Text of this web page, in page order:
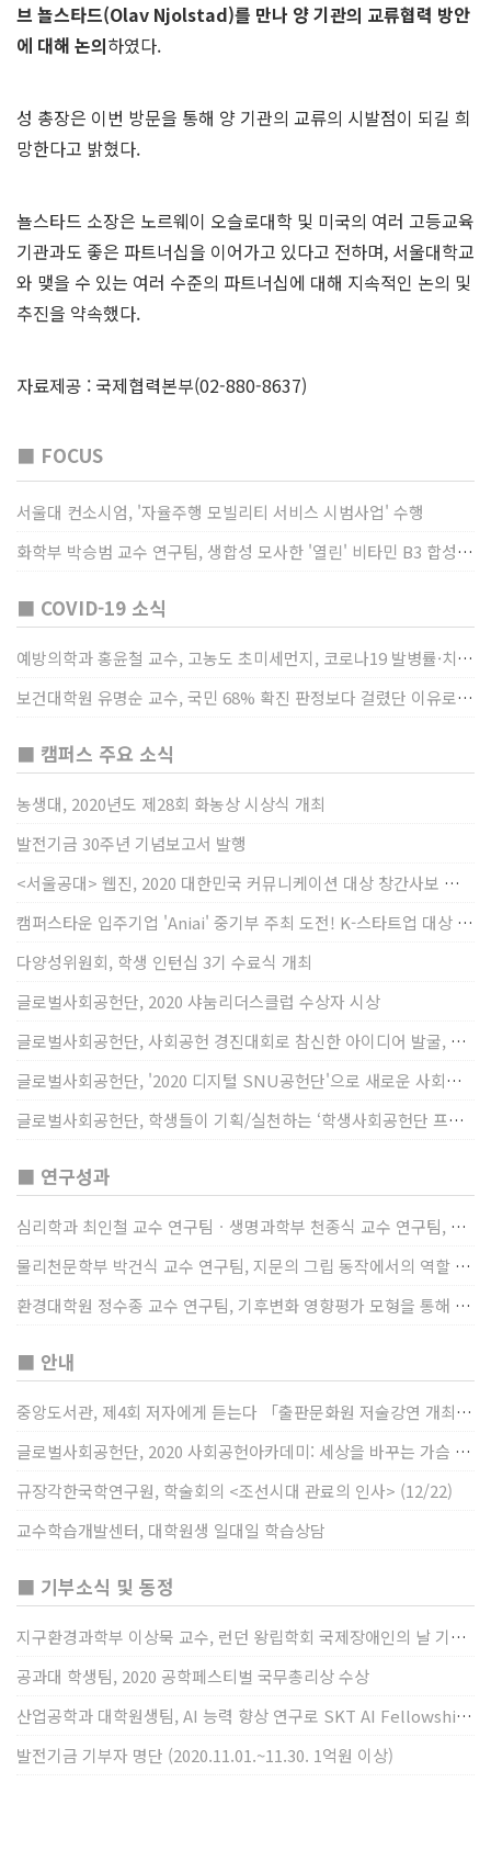
브 뇰스타드(Olav Njolstad)를 만나 양 기관의 교류협력 방안
에 대해 논의하였다.
성 총장은 이번 방문을 통해 양 기관의 교류의 시발점이 되길 희
망한다고 밝혔다.
뇰스타드 소장은 노르웨이 오슬로대학 및 미국의 여러 고등교육
기관과도 좋은 파트너십을 이어가고 있다고 전하며, 서울대학교
와 맺을 수 있는 여러 수준의 파트너십에 대해 지속적인 논의 및
추진을 약속했다.
자료제공 : 국제협력본부(02-880-8637)
■ FOCUS
서울대 컨소시엄, '자율주행 모빌리티 서비스 시범사업' 수행
화학부 박승범 교수 연구팀, 생합성 모사한 '열린' 비타민 B3 합성법 개발
■ COVID-19 소식
예방의학과 홍윤철 교수, 고농도 초미세먼지, 코로나19 발병률·치명률 높인다
보건대학원 유명순 교수, 국민 68% 확진 판정보다 걸렸단 이유로 비난받는 걸 더 두려해
■ 캠퍼스 주요 소식
농생대, 2020년도 제28회 화농상 시상식 개최
발전기금 30주년 기념보고서 발행
<서울공대> 웹진, 2020 대한민국 커뮤니케이션 대상 창간사보 부문 최우수상 선정
캠퍼스타운 입주기업 'Aniai' 중기부 주최 도전! K-스타트업 대상 수상
다양성위원회, 학생 인턴십 3기 수료식 개최
글로벌사회공헌단, 2020 샤눔리더스클럽 수상자 시상
글로벌사회공헌단, 사회공헌 경진대회로 참신한 아이디어 발굴, 지원
글로벌사회공헌단, '2020 디지털 SNU공헌단'으로 새로운 사회공헌에 도전
글로벌사회공헌단, 학생들이 기획/실천하는 ‘학생사회공헌단 프로젝트’ 진행
■ 연구성과
심리학과 최인철 교수 연구팀ㆍ생명과학부 천종식 교수 연구팀, 장내 마이크로바이옴과 정서적 웰빙간 관계 규명
물리천문학부 박건식 교수 연구팀, 지문의 그립 동작에서의 역할 및 원리 규명
환경대학원 정수종 교수 연구팀, 기후변화 영향평가 모형을 통해 기후변화에 따른 급격한 토양수분의 감소가 발생하는 지역과 시간을 규명
■ 안내
중앙도서관, 제4회 저자에게 듣는다 「출판문화원 저술강연 개최」(12/17)
글로벌사회공헌단, 2020 사회공헌아카데미: 세상을 바꾸는 가슴 따뜻한 나눔(12/23~24)
규장각한국학연구원, 학술회의 <조선시대 관료의 인사> (12/22)
교수학습개발센터, 대학원생 일대일 학습상담
■ 기부소식 및 동정
지구환경과학부 이상묵 교수, 런던 왕립학회 국제장애인의 날 기념 “전 세계 장애가 있는 과학자”에 소개
공과대 학생팀, 2020 공학페스티벌 국무총리상 수상
산업공학과 대학원생팀, AI 능력 향상 연구로 SKT AI Fellowship 2기 최우수팀 선정
발전기금 기부자 명단 (2020.11.01.~11.30. 1억원 이상)